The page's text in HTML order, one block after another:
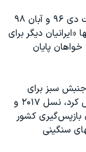
به گفته شاهزاده رضا پهلوی، اعتراضات دی ۹۶ و آبان ۹۸
دیگر برای
پایان
سبز برای
بازپس‌گیری رأی‌های دزدیده‌شده تلاش ‌کرد، نسل ۲۰۱۷ و
برای بازپس‌گیری کشور
سنگینی